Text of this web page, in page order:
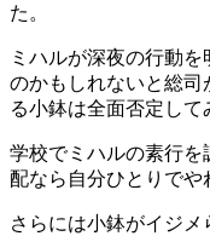
た。
ミハルが深夜の行動
のかもしれないと総
る小鉢は全面否定して
学校でミハルの素行
配なら自分ひとりでや
さらには小鉢がイジ